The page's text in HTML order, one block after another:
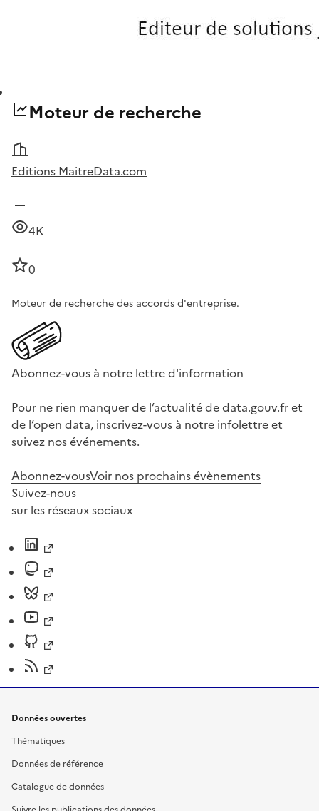
Moteur de recherche
Editions MaitreData.com
4K
0
Moteur de recherche des accords d'entreprise.
Abonnez-vous à notre lettre d'information
Pour ne rien manquer de l’actualité de data.gouv.fr et
de l’open data, inscrivez-vous à notre infolettre et
suivez nos événements.
Abonnez-vousVoir nos prochains évènements
Suivez-nous
sur les réseaux sociaux
Données ouvertes
Thématiques
Données de référence
Catalogue de données